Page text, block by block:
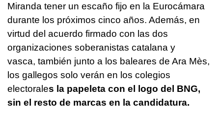
Miranda tener un escaño fijo en la Eurocámara
durante los próximos cinco años. Además, en
virtud del acuerdo firmado con las dos
organizaciones soberanistas catalana y
vasca, también junto a los baleares de Ara Mès,
los gallegos solo verán en los colegios
electorales la papeleta con el logo del BNG,
sin el resto de marcas en la candidatura.